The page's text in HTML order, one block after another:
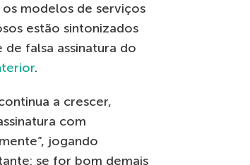
modelos de serviços
estão sintonizados
falsa assinatura do
.
a crescer,
com
jogando
se for bom demais